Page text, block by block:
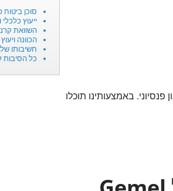
באמצעותינו תוכלו
סוכן ביטוח
ייעוץ כלכלי
השוואת
הכוונה
חשיבותו של
כל הסיבות